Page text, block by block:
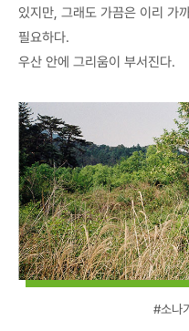
있지만, 그래도 가끔은 이리 가
필요하다.
우산 안에 그리움이 부서진다.
#소나